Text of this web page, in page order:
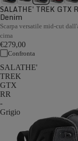
SALATHE' TREK GTX
Denim
Scarpa versatile mid-cut
cima
€279,00
Confronta
SALATHE'
TREK
GTX
RR
-
Grigio